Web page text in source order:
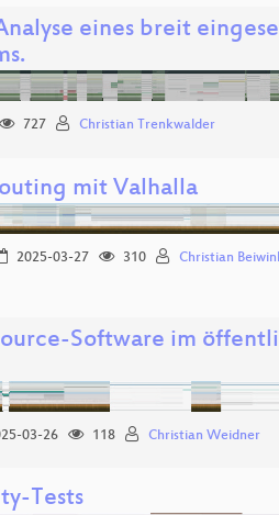
eines breit
727 Christian Trenkwalder
mit Valhalla
2025-03-27 310 Christian
Software im
03-26 118 Christian Weidner
Tests